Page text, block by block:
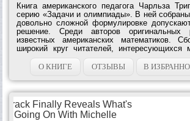
Книга американского педагога Чарльза
серию «Задачи и олимпиады». В ней
довольно сложной формулировке
решение. Среди авторов
известных американских математиков.
широкий круг читателей, интересующихся
интерес представляет для увлеченных этим
старших...О КНИГЕ ОТЗЫВЫ В